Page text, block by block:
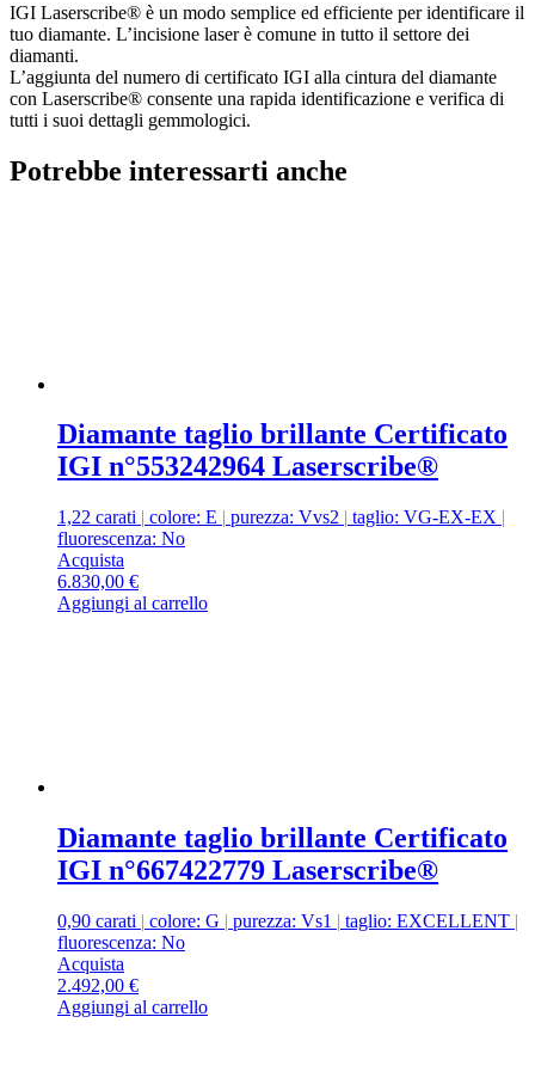
IGI Laserscribe® è un modo semplice ed efficiente per identificare il
tuo diamante. L’incisione laser è comune in tutto il settore dei
diamanti.
L’aggiunta del numero di certificato IGI alla cintura del diamante
con Laserscribe® consente una rapida identificazione e verifica di
tutti i suoi dettagli gemmologici.
Potrebbe interessarti anche
Diamante taglio brillante Certificato
IGI n°553242964 Laserscribe®
1,22 carati | colore: E | purezza: Vvs2 | taglio: VG-EX-EX |
fluorescenza: No
Acquista
6.830,00 €
Aggiungi al carrello
Diamante taglio brillante Certificato
IGI n°667422779 Laserscribe®
0,90 carati | colore: G | purezza: Vs1 | taglio: EXCELLENT |
fluorescenza: No
Acquista
2.492,00 €
Aggiungi al carrello